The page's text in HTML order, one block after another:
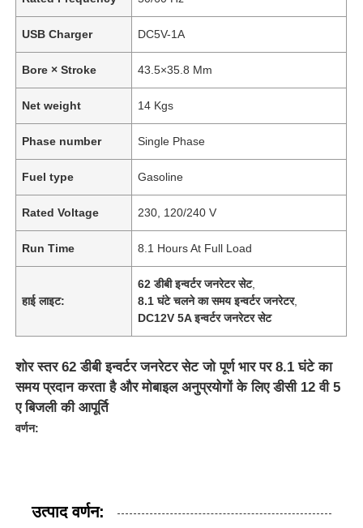
USB Charger DC5V-1A
Bore × Stroke 43.5×35.8 Mm
Net weight 14 Kgs
Phase number Single Phase
Fuel type Gasoline
Rated Voltage 230, 120/240 V
Run Time 8.1 Hours At Full Load
हाई लाइट:
62 डीबी इन्वर्टर जनरेटर सेट,
8.1 घंटे चलने का समय इन्वर्टर जनरेटर,
DC12V 5A इन्वर्टर जनरेटर सेट
शोर स्तर 62 डीबी इन्वर्टर जनरेटर सेट जो पूर्ण भार पर 8.1 घंटे का
समय प्रदान करता है और मोबाइल अनुप्रयोगों के लिए डीसी 12 वी 5
ए बिजली की आपूर्ति
वर्णन:
उत्पाद वर्णन: